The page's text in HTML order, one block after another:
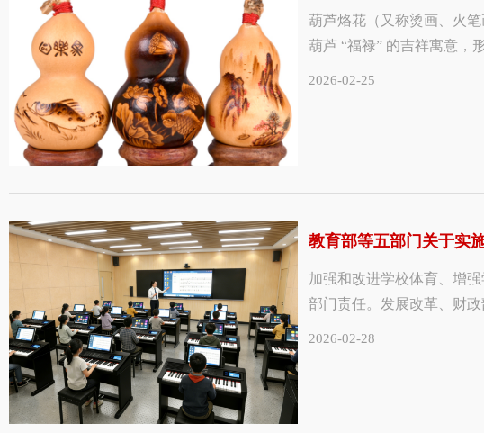
葫芦烙花（又称烫画、火
葫芦 “福禄” 的吉祥寓意，
2026-02-25
教育部等五部门关于实
加强和改进学校体育、增
部门责任。发展改革、财
2026-02-28